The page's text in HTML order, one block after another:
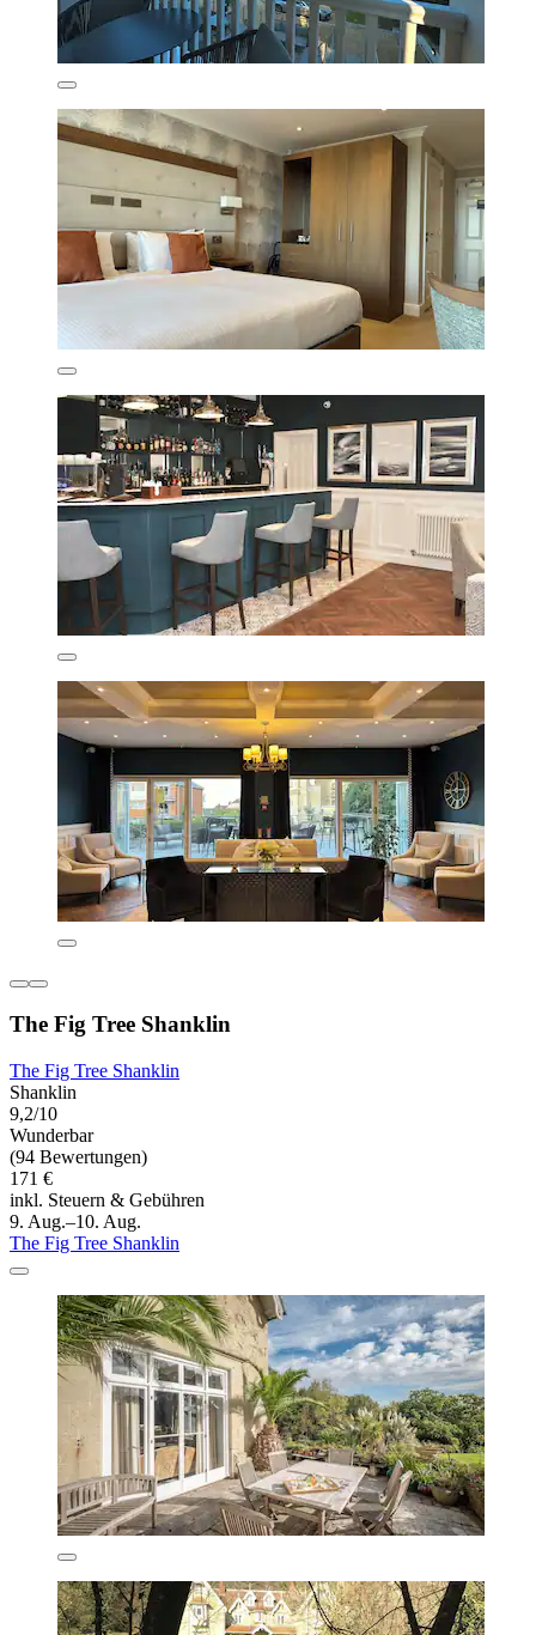
The Fig Tree Shanklin
The Fig Tree Shanklin
Shanklin
9,2/10
Wunderbar
(94 Bewertungen)
171 €
inkl. Steuern & Gebühren
9. Aug.–10. Aug.
The Fig Tree Shanklin